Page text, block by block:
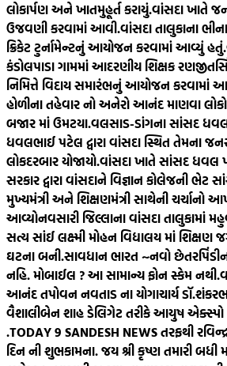
લોકાર્પણ અને ખાતમુહૂર્ત કરાયું.વાંસદા ખાતે
ઉજવણી કરવામાં આવી.વાંસદા તાલુકાના
ક્રિકેટ ટુર્નામેન્ટનું આયોજન કરવામાં આવ્યું હતું.
કંડોલપાડા ગામમાં આદરણીય શિક્ષક
નિમિત્તે વિદાય સમારંભનું આયોજન કરવામાં
હોળીના તહેવાર નો અનેરો આનંદ માણવા લોકો
બજાર માં ઉમટયા.વલસાડ-ડાંગના સાંસદ
ધવલભાઈ પટેલ દ્વારા વાંસદા સ્થિત તેમના
લોકદરબાર યોજાયો.વાંસદા ખાતે સાંસદ ધવલ
સરકાર દ્વારા વાંસદાને વિજ્ઞાન કોલેજની ભેટ
મુખ્યમંત્રી અને શિક્ષણમંત્રી સાથેની
આવ્યોનવસારી જિલ્લાના વાંસદા તાલુકામાં
સત્ય સાંઈ લક્ષ્મી મોહન વિદ્યાલય માં શિક્ષણ
ઘટના બની.સાવધાન ભારત ~નવો
નહિ. મોબાઈલ ? આ સામાન્ય ફોન સ્કેમ નથી.
આનંદ તપોવન નવતાડ ના યોગાચાર્ય
વૈશાલીબેન શાહ ડેલિગેટ તરીકે આયુષ એક્સ્પો
.TODAY 9 SANDESH NEWS તરફથી
દિન ની શુભકામના. જય શ્રી કૃષ્ણ તમારી બધી